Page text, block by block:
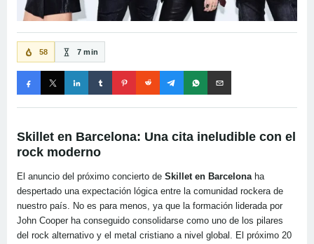
58 7 min
Skillet en Barcelona: Una cita ineludible con el
rock moderno
El anuncio del próximo concierto de Skillet en Barcelonaha
despertado una expectación lógica entre la comunidad rockera de
nuestro país. No es para menos, ya que la formación liderada por
John Cooper ha conseguido consolidarse como uno de los pilares
del rock alternativo y el metal cristiano a nivel global. El próximo 20